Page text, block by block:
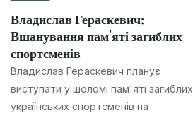
Владислав Гераскевич:
Вшанування пам'яті загиблих
спортсменів
Владислав Гераскевич планує
виступати у шоломі пам'яті загиблих
українських спортсменів на